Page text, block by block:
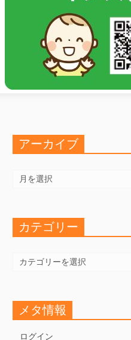
アーカイブ
カ
カテゴリー
ゴ
メタ情報
ログイン